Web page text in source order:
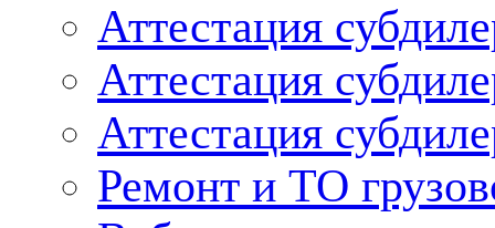
Аттестация
Аттестация
Аттестация
Ремонт и ТО